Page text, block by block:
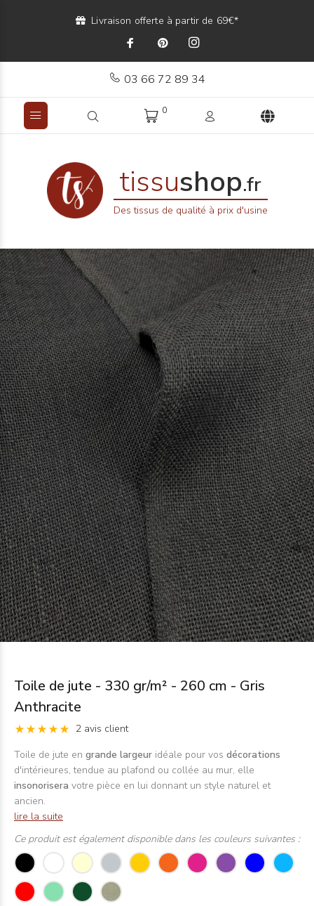
Livraison offerte à partir de 69€*
03 66 72 89 34
0
tissushop.fr
Des tissus de qualité à prix d'usine
Toile de jute - 330 gr/m² - 260 cm - Gris
Anthracite
2 avis client
Toile de jute en grande largeur idéale pour vos décorations
d'intérieures, tendue au plafond ou collée au mur, elle
insonorisera votre pièce en lui donnant un style naturel et
ancien.
lire la suite
Ce produit est également disponible dans les couleurs suivantes :